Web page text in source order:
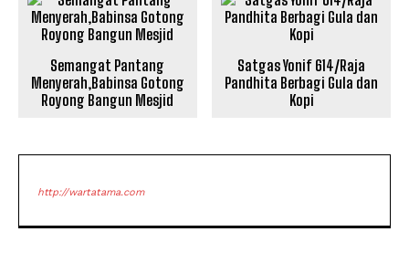
Semangat Pantang
Menyerah,Babinsa Gotong
Royong Bangun Mesjid
Satgas Yonif 614/Raja
Pandhita Berbagi Gula dan
Kopi
http://wartatama.com